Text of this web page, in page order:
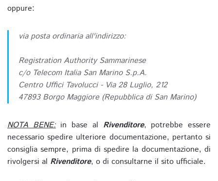
oppure:
via posta ordinaria all'indirizzo:
Registration Authority Sammarinese
c/o Telecom Italia San Marino S.p.A.
Centro Uffici Tavolucci - Via 28 Luglio, 212
47893 Borgo Maggiore (Repubblica di San Marino)
NOTA BENE:in base al Rivenditore, potrebbe essere
necessario spedire ulteriore documentazione, pertanto si
consiglia sempre, prima di spedire la documentazione, di
rivolgersi al Rivenditore, o di consultarne il sito ufficiale.